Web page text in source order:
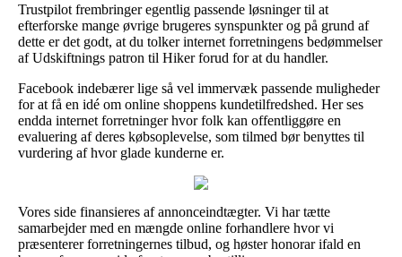
Trustpilot frembringer egentlig passende løsninger til at
efterforske mange øvrige brugeres synspunkter og på grund af
dette er det godt, at du tolker internet forretningens bedømmelser
af Udskiftnings patron til Hiker forud for at du handler.
Facebook indebærer lige så vel immervæk passende muligheder
for at få en idé om online shoppens kundetilfredshed. Her ses
endda internet forretninger hvor folk kan offentliggøre en
evaluering af deres købsoplevelse, som tilmed bør benyttes til
vurdering af hvor glade kunderne er.
Vores side finansieres af annonceindtægter. Vi har tætte
samarbejder med en mængde online forhandlere hvor vi
præsenterer forretningernes tilbud, og høster honorar ifald en